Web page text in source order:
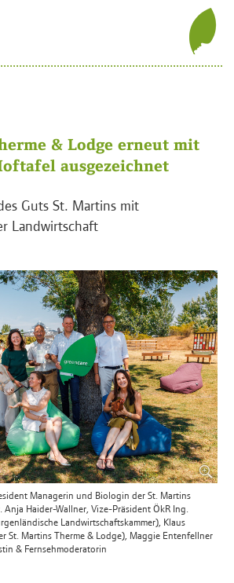
& Lodge erneut mit
ausgezeichnet
Guts St. Martins mit
Landwirtschaft
Managerin und Biologin der St. Martins
Anja Haider-Wallner, Vize-Präsident ÖkR Ing.
Landwirtschaftskammer), Klaus
St. Martins Therme & Lodge), Maggie Entenfellner
& Fernsehmoderatorin